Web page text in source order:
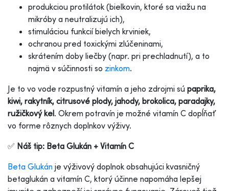
produkciou protilátok (bielkovin, ktoré sa viažu na
mikróby a neutralizujú ich),
stimuláciou funkcií bielych krviniek,
ochranou pred toxickými zlúčeninami,
skrátením doby liečby (napr. pri prechladnutí), a to
najmä v súčinnosti so zinkom.
Je to vo vode rozpustný vitamín a jeho zdrojmi sú paprika,
kiwi, rakytník, citrusové plody, jahody, brokolica, paradajky,
ružičkový kel. Okrem potravín je možné vitamín C dopĺňať
vo forme rôznych doplnkov výživy.
✅ Náš tip: Beta Glukán + Vitamín C
Beta Glukán je výživový doplnok obsahujúci kvasničný
betaglukán a vitamín C, ktorý účinne napomáha lepšej